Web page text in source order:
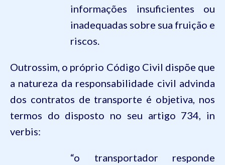
informações insuficientes ou
inadequadas sobre sua fruição e
riscos.
Outrossim, o próprio Código Civil dispõe que
a natureza da responsabilidade civil advinda
dos contratos de transporte é objetiva, nos
termos do disposto no seu artigo 734, in
verbis:
“o transportador responde